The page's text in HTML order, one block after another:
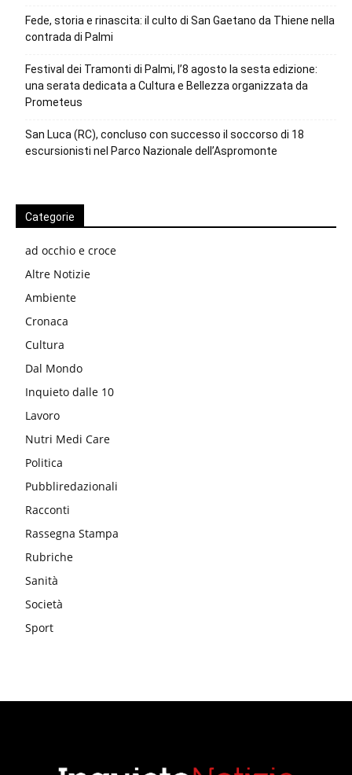
Fede, storia e rinascita: il culto di San Gaetano da Thiene nella
contrada di Palmi
Festival dei Tramonti di Palmi, l’8 agosto la sesta edizione:
una serata dedicata a Cultura e Bellezza organizzata da
Prometeus
San Luca (RC), concluso con successo il soccorso di 18
escursionisti nel Parco Nazionale dell’Aspromonte
Categorie
ad occhio e croce
Altre Notizie
Ambiente
Cronaca
Cultura
Dal Mondo
Inquieto dalle 10
Lavoro
Nutri Medi Care
Politica
Pubbliredazionali
Racconti
Rassegna Stampa
Rubriche
Sanità
Società
Sport